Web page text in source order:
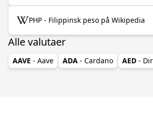
PHP - Filippinsk peso på Wikipedia
Alle valutaer
AAVE - Aave ADA - Cardano AED -